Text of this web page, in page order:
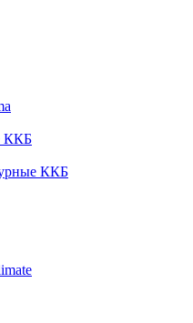
ККБ
ККБ